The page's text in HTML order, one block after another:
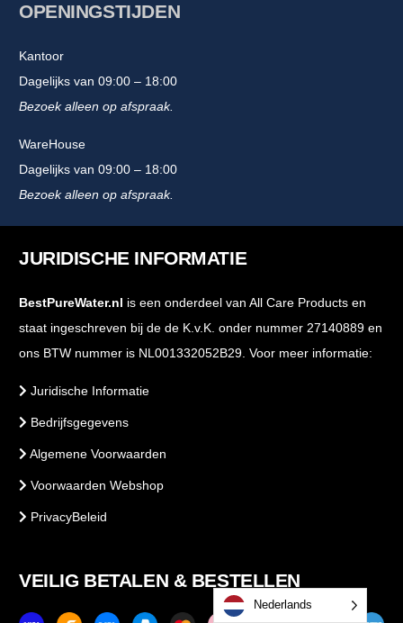
OPENINGSTIJDEN
Kantoor
Dagelijks van 09:00 – 18:00
Bezoek alleen op afspraak.
WareHouse
Dagelijks van 09:00 – 18:00
Bezoek alleen op afspraak.
JURIDISCHE INFORMATIE
BestPureWater.nl is een onderdeel van All Care Products en
staat ingeschreven bij de de K.v.K. onder nummer 27140889 en
ons BTW nummer is NL001332052B29. Voor meer informatie:
Juridische Informatie
Bedrijfsgegevens
Algemene Voorwaarden
Voorwaarden Webshop
PrivacyBeleid
VEILIG BETALEN & BESTELLEN
Nederlands